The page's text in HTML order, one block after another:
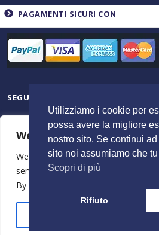
We value your privacy
We use cookies to enhance your
serve personalised ads or content,
By clicking "Accept All", you consent
Reject All
PAGAMENTI SICURI CON
SEGUICI SU
© 2023 ItalyShoppers - P.I 02720720602 |
Need help? Our team is just a message away
Utilizziamo i cookie per
possa avere la migliore
nostro sito. Se continui
sito noi assumiamo che
Scopri di più
Rifiuto